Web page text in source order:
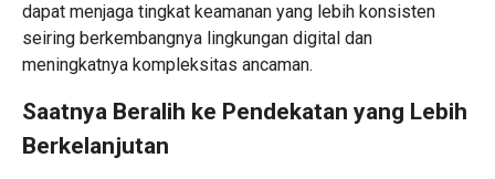
dapat menjaga tingkat keamanan yang lebih konsisten
seiring berkembangnya lingkungan digital dan
meningkatnya kompleksitas ancaman.
Saatnya Beralih ke Pendekatan yang Lebih
Berkelanjutan